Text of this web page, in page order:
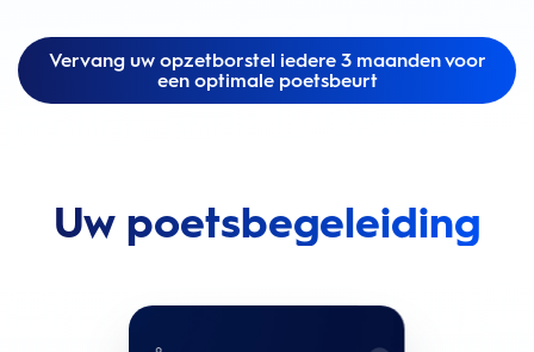
Vervang uw opzetborstel iedere 3 maanden voor
een optimale poetsbeurt
Uw poetsbegeleiding